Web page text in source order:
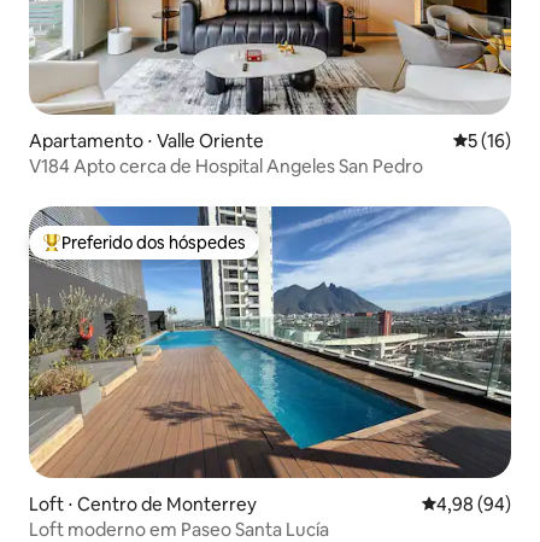
Apartamento ⋅ Valle Oriente 5 de uma
5 (16)
V184 Apto cerca de Hospital Angeles San Pedro
Entre os melhores preferidos dos hóspedes
Preferido dos hóspedes
Loft ⋅ Centro de Monterrey 4,98 de uma
4,98 (94)
Loft moderno em Paseo Santa Lucía